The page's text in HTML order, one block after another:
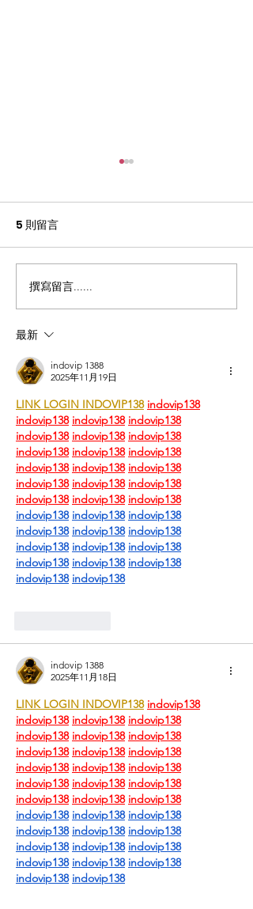
2023年勞工主日: 關注疫
情下的清潔工人
5 則留言
撰寫留言......
最新
indovip 1388
2025年11月19日
LINK LOGIN INDOVIP138 indovip138
indovip138 indovip138 indovip138
indovip138 indovip138 indovip138
indovip138 indovip138 indovip138
indovip138 indovip138 indovip138
indovip138 indovip138 indovip138
indovip138 indovip138 indovip138
indovip138 indovip138 indovip138
indovip138 indovip138 indovip138
indovip138 indovip138 indovip138
indovip138 indovip138 indovip138
indovip138 indovip138
indovip 1388
2025年11月18日
LINK LOGIN INDOVIP138 indovip138
indovip138 indovip138 indovip138
indovip138 indovip138 indovip138
indovip138 indovip138 indovip138
indovip138 indovip138 indovip138
indovip138 indovip138 indovip138
indovip138 indovip138 indovip138
indovip138 indovip138 indovip138
indovip138 indovip138 indovip138
indovip138 indovip138 indovip138
indovip138 indovip138 indovip138
indovip138 indovip138